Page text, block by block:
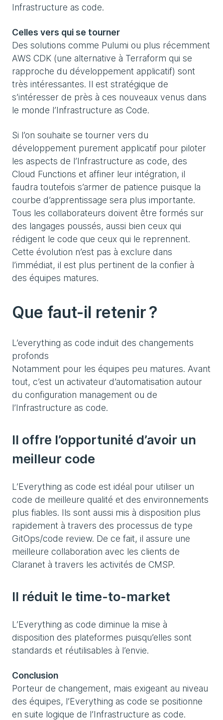
Infrastructure as code.
Celles vers qui se tourner
Des solutions comme Pulumi ou plus récemment
AWS CDK (une alternative à Terraform qui se
rapproche du développement applicatif) sont
très intéressantes. Il est stratégique de
s’intéresser de près à ces nouveaux venus dans
le monde l’Infrastructure as Code.
Si l’on souhaite se tourner vers du
développement purement applicatif pour piloter
les aspects de l’Infrastructure as code, des
Cloud Functions et affiner leur intégration, il
faudra toutefois s’armer de patience puisque la
courbe d’apprentissage sera plus importante.
Tous les collaborateurs doivent être formés sur
des langages poussés, aussi bien ceux qui
rédigent le code que ceux qui le reprennent.
Cette évolution n’est pas à exclure dans
l’immédiat, il est plus pertinent de la confier à
des équipes matures.
Que faut-il retenir ?
L’everything as code induit des changements
profonds
Notamment pour les équipes peu matures. Avant
tout, c’est un activateur d’automatisation autour
du configuration management ou de
l’Infrastructure as code.
Il offre l’opportunité d’avoir un
meilleur code
L’Everything as code est idéal pour utiliser un
code de meilleure qualité et des environnements
plus fiables. Ils sont aussi mis à disposition plus
rapidement à travers des processus de type
GitOps/code review. De ce fait, il assure une
meilleure collaboration avec les clients de
Claranet à travers les activités de CMSP.
Il réduit le time-to-market
L’Everything as code diminue la mise à
disposition des plateformes puisqu’elles sont
standards et réutilisables à l’envie.
Conclusion
Porteur de changement, mais exigeant au niveau
des équipes, l’Everything as code se positionne
en suite logique de l’Infrastructure as code.